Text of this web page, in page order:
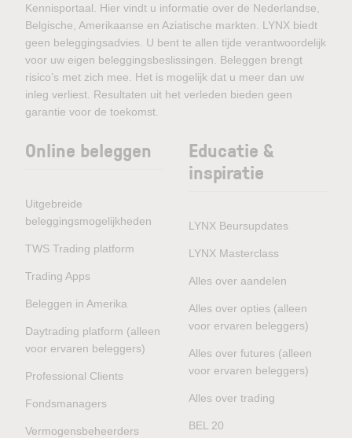
Kennisportaal. Hier vindt u informatie over de Nederlandse,
Belgische, Amerikaanse en Aziatische markten. LYNX biedt
geen beleggingsadvies. U bent te allen tijde verantwoordelijk
voor uw eigen beleggingsbeslissingen. Beleggen brengt
risico’s met zich mee. Het is mogelijk dat u meer dan uw
inleg verliest. Resultaten uit het verleden bieden geen
garantie voor de toekomst.
Online beleggen
Uitgebreide
beleggingsmogelijkheden
TWS Trading platform
Trading Apps
Beleggen in Amerika
Daytrading platform (alleen
voor ervaren beleggers)
Professional Clients
Fondsmanagers
Vermogensbeheerders
Educatie &
inspiratie
LYNX Beursupdates
LYNX Masterclass
Alles over aandelen
Alles over opties (alleen
voor ervaren beleggers)
Alles over futures (alleen
voor ervaren beleggers)
Alles over trading
BEL 20